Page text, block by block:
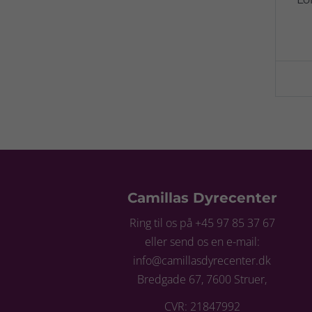
Camillas Dyrecenter
Ring til os på +45 97 85 37 67
eller send os en e-mail:
info@camillasdyrecenter.dk
Bredgade 67, 7600 Struer,
CVR: 21847992